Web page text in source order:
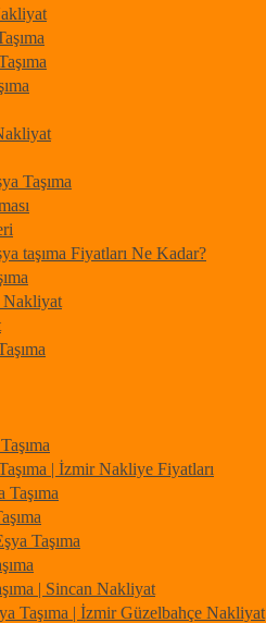
Taşıma
taşıma Fiyatları Ne Kadar?
Nakliyat
| İzmir Nakliye Fiyatları
Taşıma
Taşıma
| Sincan Nakliyat
Taşıma | İzmir Güzelbahçe Nakliyat